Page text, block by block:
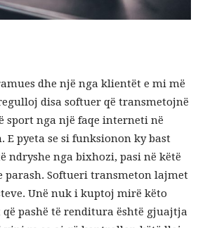
dhe një nga klientët e mi më
disa softuer që transmetojnë
sport nga një faqe interneti në
E pyeta se si funksionon ky bast
ndryshe nga bixhozi, pasi në këtë
Softueri transmeton lajmet
Unë nuk i kuptoj mirë këto
që pashë të renditura është gjuajtja